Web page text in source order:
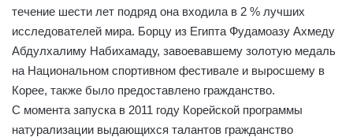
течение шести лет подряд она входила в 2 % лучших
исследователей мира. Борцу из Египта Фудамоазу Ахмеду
Абдулхалиму Набихамаду, завоевавшему золотую медаль
на Национальном спортивном фестивале и выросшему в
Корее, также было предоставлено гражданство.
С момента запуска в 2011 году Корейской программы
натурализации выдающихся талантов гражданство